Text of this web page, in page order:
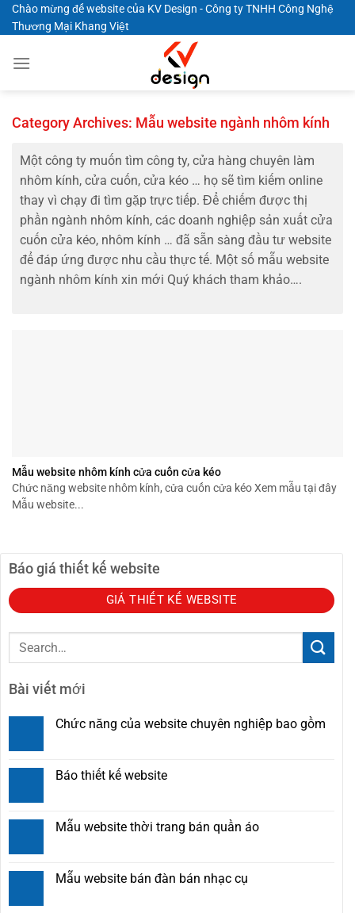
Skip
Chào mừng đế website của KV Design - Công ty TNHH Công Nghệ
Thương Mại Khang Việt
Category Archives: Mẫu website ngành nhôm kính
Một công ty muốn tìm công ty, cửa hàng chuyên làm
nhôm kính, cửa cuốn, cửa kéo … họ sẽ tìm kiếm online
thay vì chạy đi tìm gặp trực tiếp. Để chiếm được thị
phần ngành nhôm kính, các doanh nghiệp sản xuất cửa
cuốn cửa kéo, nhôm kính … đã sẵn sàng đầu tư website
để đáp ứng được nhu cầu thực tế. Một số mẫu website
ngành nhôm kính xin mới Quý khách tham khảo….
Mẫu website nhôm kính cửa cuốn cửa kéo
Chức năng website nhôm kính, cửa cuốn cửa kéo Xem mẫu tại đây
Mẫu website...
Báo giá thiết kế website
GIÁ THIẾT KẾ WEBSITE
Bài viết mới
Chức năng của website chuyên nghiệp bao gồm
Báo thiết kế website
Mẫu website thời trang bán quần áo
Mẫu website bán đàn bán nhạc cụ